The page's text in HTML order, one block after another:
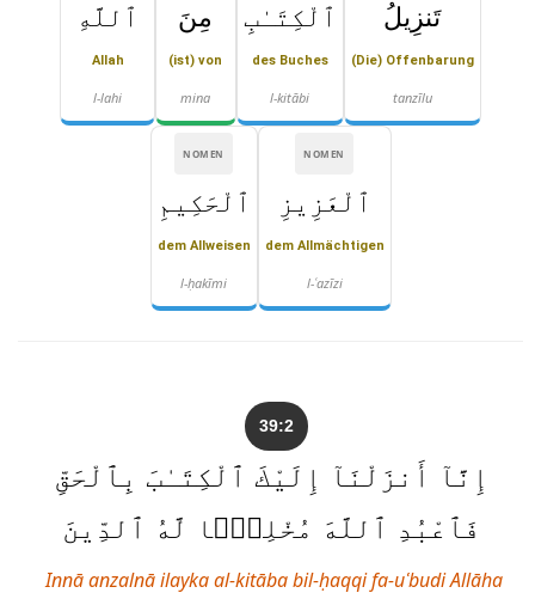
تَنزِيلُ
(Die) Offenbarung
tanzīlu
ٱلْكِتَـٰبِ
des Buches
l-kitābi
مِنَ
(ist) von
mina
ٱللَّهِ
Allah
l-lahi
NOMEN
ٱلْعَزِيزِ
dem Allmächtigen
l-ʿazīzi
NOMEN
ٱلْحَكِيمِ
dem Allweisen
l-ḥakīmi
39:2
إِنَّآ أَنزَلْنَآ إِلَيْكَ ٱلْكِتَـٰبَ بِٱلْحَقِّ
فَٱعْبُدِ ٱللَّهَ مُخْلِصًۭا لَّهُ ٱلدِّينَ
Innā anzalnā ilayka al-kitāba bil-ḥaqqi fa-uʿbudi Allāha